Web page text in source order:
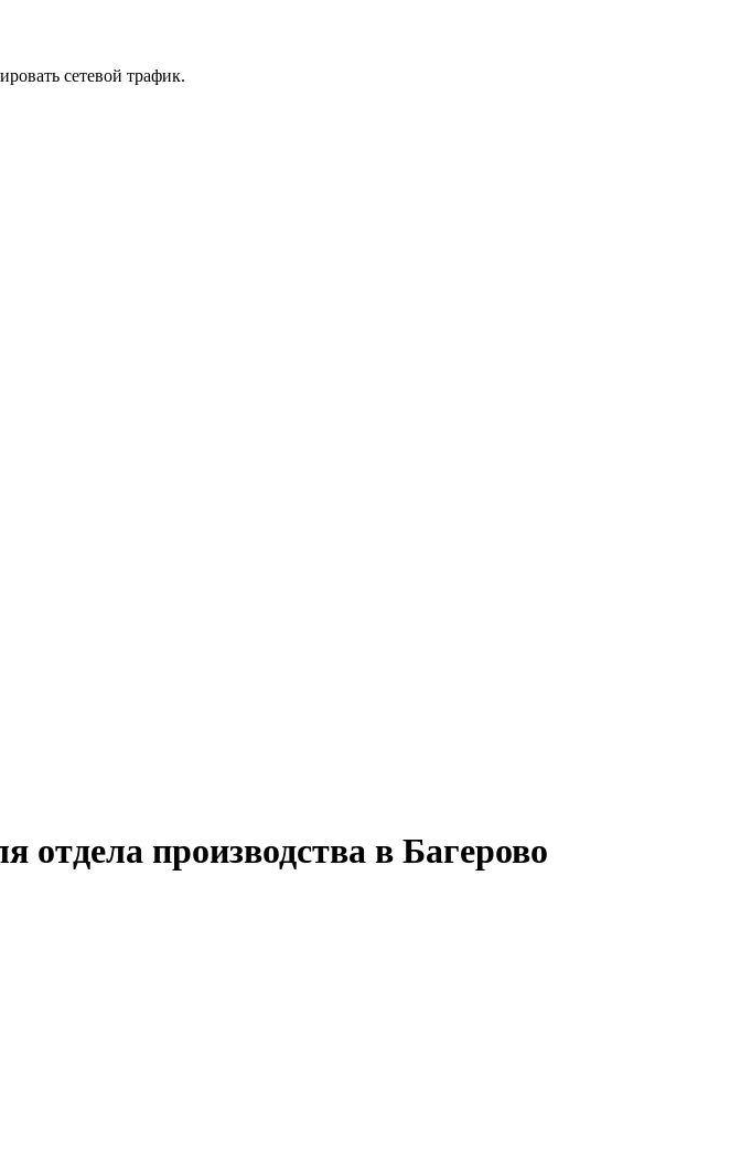
сетевой трафик.
отдела производства в Багерово